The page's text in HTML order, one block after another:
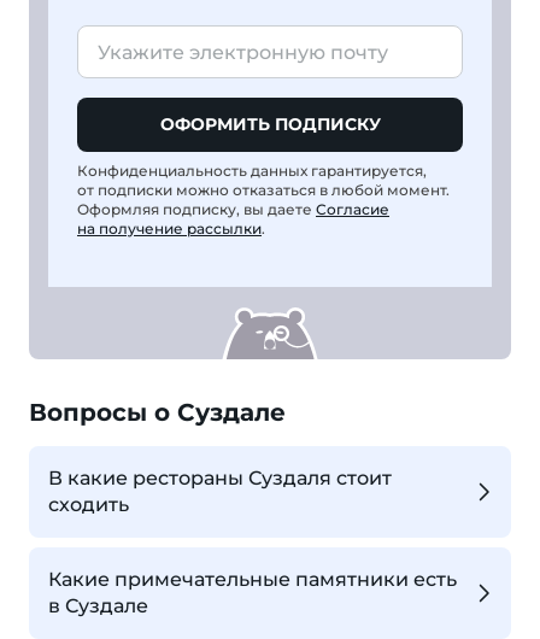
ОФОРМИТЬ ПОДПИСКУ
Конфиденциальность данных гарантируется,
от подписки можно отказаться в любой момент.
Оформляя подписку, вы даете Согласие
на получение рассылки.
Вопросы о Суздале
В какие рестораны Суздаля стоит
сходить
Какие примечательные памятники есть
в Суздале